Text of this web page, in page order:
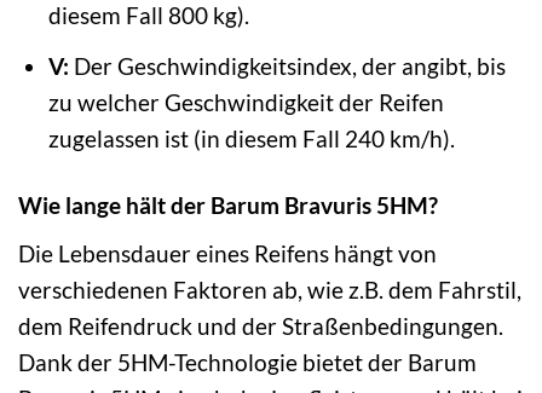
diesem Fall 800 kg).
V: Der Geschwindigkeitsindex, der angibt, bis
zu welcher Geschwindigkeit der Reifen
zugelassen ist (in diesem Fall 240 km/h).
Wie lange hält der Barum Bravuris 5HM?
Die Lebensdauer eines Reifens hängt von
verschiedenen Faktoren ab, wie z.B. dem Fahrstil,
dem Reifendruck und der Straßenbedingungen.
Dank der 5HM-Technologie bietet der Barum